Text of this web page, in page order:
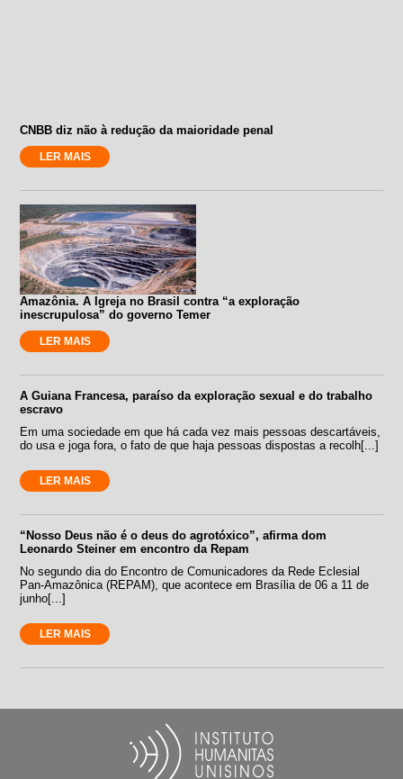
CNBB diz não à redução da maioridade penal
LER MAIS
Amazônia. A Igreja no Brasil contra “a exploração
inescrupulosa” do governo Temer
LER MAIS
A Guiana Francesa, paraíso da exploração sexual e do trabalho
escravo
Em uma sociedade em que há cada vez mais pessoas descartáveis,
do usa e joga fora, o fato de que haja pessoas dispostas a recolh[...]
LER MAIS
“Nosso Deus não é o deus do agrotóxico”, afirma dom
Leonardo Steiner em encontro da Repam
No segundo dia do Encontro de Comunicadores da Rede Eclesial
Pan-Amazônica (REPAM), que acontece em Brasília de 06 a 11 de
junho[...]
LER MAIS